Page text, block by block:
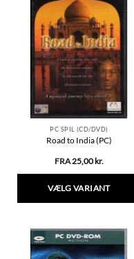
PC SPIL (CD/DVD)
Road to India (PC)
FRA25,00 kr.
VÆLG VARIANT
har
flere